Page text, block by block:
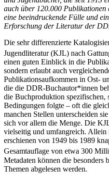
auch über 120.000 Publikationen
eine beeindruckende Fülle und
Erforschung der Literatur der
Die sehr differenzierte
Jugendliteratur (KJL) nach
einen guten Einblick in die
sondern erlaubt auch
Publikationsaufkommen in Ost-
die die DDR-Buchautor*innen
die Buchproduktion spezifischen,
Bedingungen folgte – oft die
manchen Stellen unterscheiden
sich vor allem die Menge. Die
vielseitig und umfangreich.
erschienen von 1949 bis 1989
Gesamtauflage von etwa 300
Metadaten können die besonders
Themen abgelesen werden.